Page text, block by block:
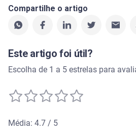
Compartilhe o artigo
Este artigo foi útil?
Escolha de 1 a 5 estrelas para
Média: 4.7 / 5